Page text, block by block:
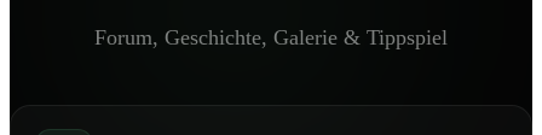
Forum, Geschichte, Galerie & Tippspiel